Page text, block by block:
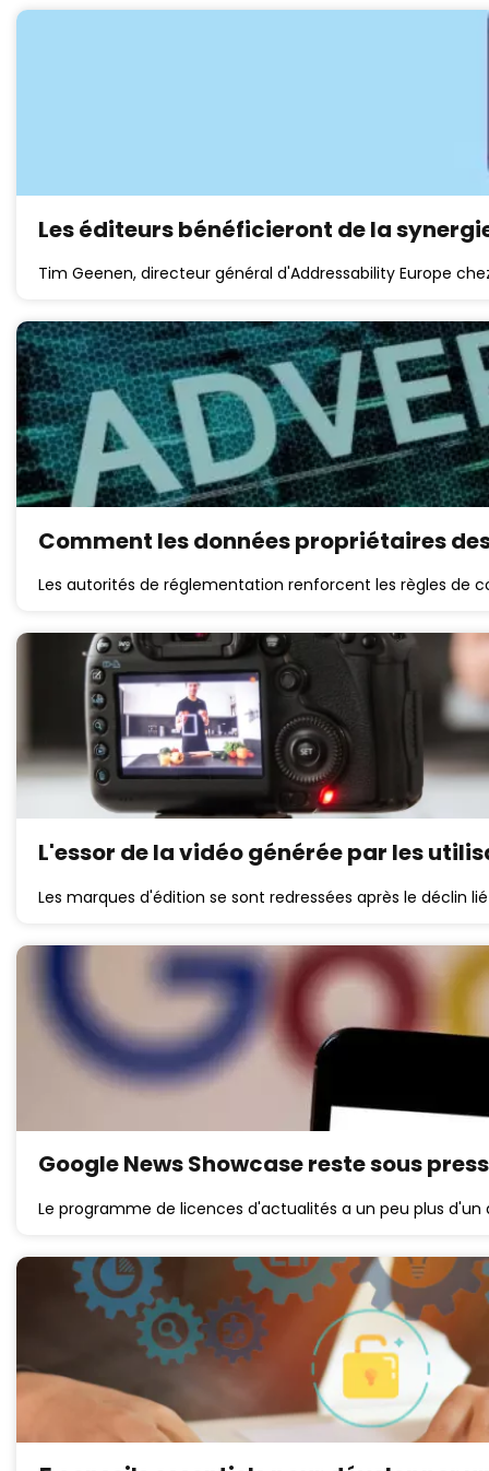
Les éditeurs bénéficieront de la
Tim Geenen, directeur général d'Addressability Europe
Comment les données propriétaires
Les autorités de réglementation renforcent les règles de
L'essor de la vidéo générée par les
Les marques d'édition se sont redressées après le déclin
Google News Showcase reste sous
Le programme de licences d'actualités a un peu plus d'un